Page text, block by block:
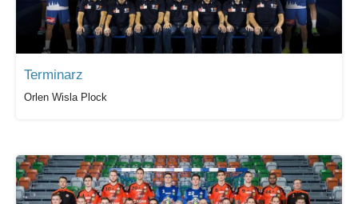
Terminarz
Orlen Wisla Plock